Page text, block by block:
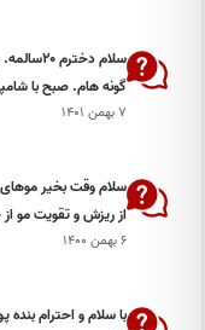
سلام
گونه هام. صبح با
۷ بهمن ۱۴۰۱
سلام وقت بخیر
از ریزش و تقویت مو
۶ بهمن ۱۴۰۰
با سلام و احترام